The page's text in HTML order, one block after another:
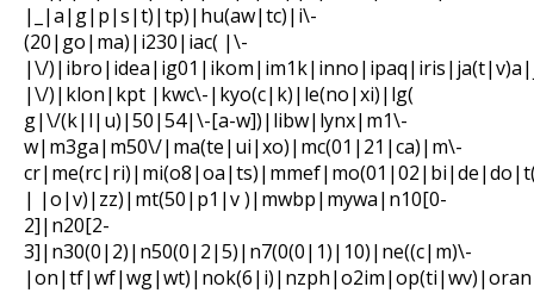
|_|a|g|p|s|t)|tp)|hu(aw|tc)|i\-
(20|go|ma)|i230|iac( |\-
|\/
|\/)|klon|kpt |kwc\-|kyo(c|k)|le(no|xi)|lg(
g|\/(k|l|u)|50|54|\-[a-w])|libw|lynx|m1\-
w|m3ga|m50\/|ma(te|ui|xo)|mc(01|21|ca)|m\-
| |o|v)|zz)|mt(50|p1|v )|mwbp|mywa|n10[0-
2]|n20[2-
3]|n30(0|2)|n50(0|2|5)|n7(0(0|1)|10)|ne((c|m)\-